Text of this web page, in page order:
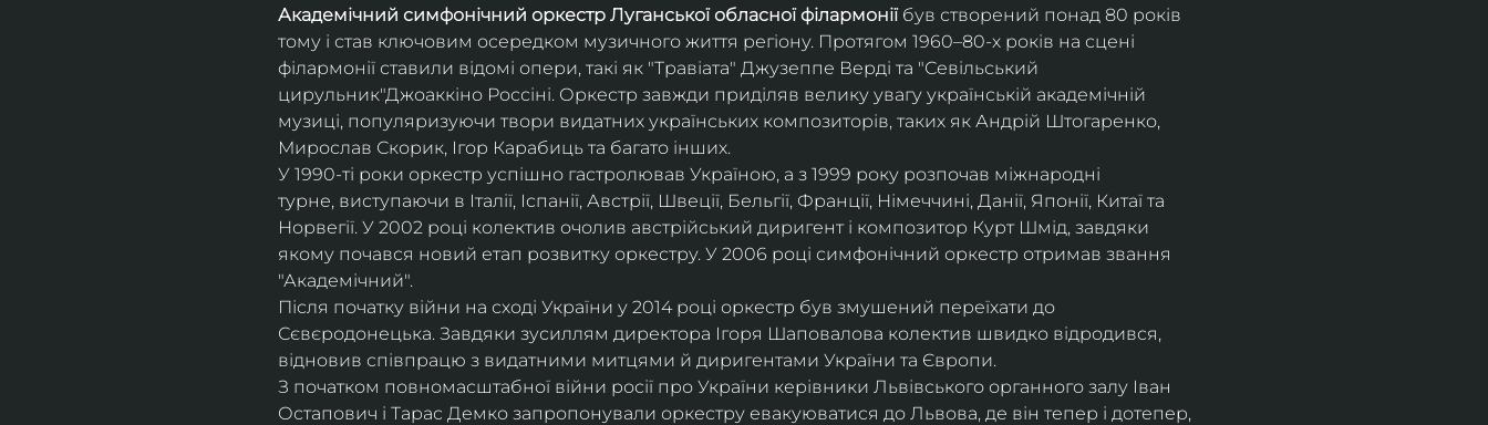
Академічний симфонічний оркестр Луганської обласної філармонії був створений понад 80 років
тому і став ключовим осередком музичного життя регіону. Протягом 1960–80-х років на сцені
філармонії ставили відомі опери, такі як "Травіата" Джузеппе Верді та "Севільський
цирульник"Джоаккіно Россіні. Оркестр завжди приділяв велику увагу українській академічній
музиці, популяризуючи твори видатних українських композиторів, таких як Андрій Штогаренко,
Мирослав Скорик, Ігор Карабиць та багато інших.
У 1990-ті роки оркестр успішно гастролював Україною, а з 1999 року розпочав міжнародні
турне, виступаючи в Італії, Іспанії, Австрії, Швеції, Бельгії, Франції, Німеччині, Данії, Японії, Китаї та
Норвегії. У 2002 році колектив очолив австрійський диригент і композитор Курт Шмід, завдяки
якому почався новий етап розвитку оркестру. У 2006 році симфонічний оркестр отримав звання
"Академічний".
Після початку війни на сході України у 2014 році оркестр був змушений переїхати до
Сєвєродонецька. Завдяки зусиллям директора Ігоря Шаповалова колектив швидко відродився,
відновив співпрацю з видатними митцями й диригентами України та Європи.
З початком повномасштабної війни росії про України керівники Львівського органного залу Іван
Остапович і Тарас Демко запропонували оркестру евакуюватися до Львова, де він тепер і дотепер,